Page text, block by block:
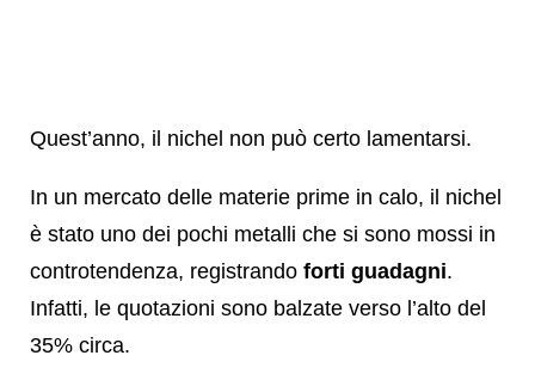
Quest’anno, il nichel non può certo lamentarsi.
In un mercato delle materie prime in calo, il nichel
è stato uno dei pochi metalli che si sono mossi in
controtendenza, registrando forti guadagni.
Infatti, le quotazioni sono balzate verso l’alto del
35% circa.